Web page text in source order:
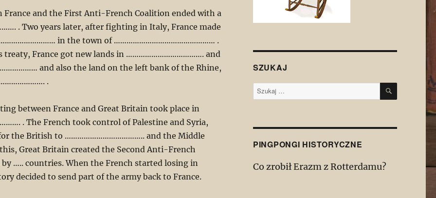
France and the First Anti-French Coalition ended with a
. Two years later, after fighting in Italy, France made
in the town of ………………………………………… .
treaty, France got new lands in ………………………………. and
and also the land on the left bank of the Rhine,
.
between France and Great Britain took place in
. The French took control of Palestine and Syria,
for the British to ……………………………….. and the Middle
this, Great Britain created the Second Anti-French
….. countries. When the French started losing in
decided to send part of the army back to France.
SZUKAJ
Szukaj: SZUKAJ
PINGPONGI HISTORYCZNE
Co zrobił Erazm z Rotterdamu?